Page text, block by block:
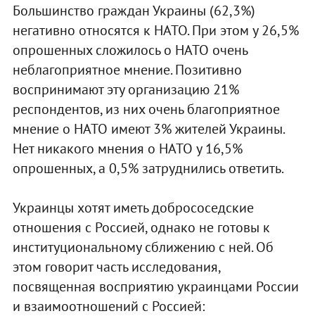
Большинство граждан Украины (62,3%)
негативно относятся к НАТО. При этом у 26,5%
опрошенных сложилось о НАТО очень
неблагоприятное мнение. Позитивно
воспринимают эту организацию 21%
респондентов, из них очень благоприятное
мнение о НАТО имеют 3% жителей Украины.
Нет никакого мнения о НАТО у 16,5%
опрошенных, а 0,5% затруднились ответить.
Украинцы хотят иметь добрососедские
отношения с Россией, однако не готовы к
институциональному сближению с ней. Об
этом говорит часть исследования,
посвященная восприятию украинцами России
и взаимоотношений с Россией: